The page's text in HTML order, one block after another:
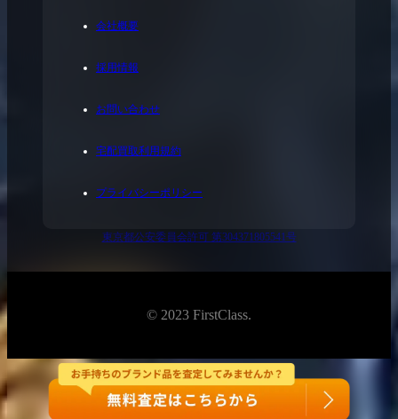
会社概要
採用情報
お問い合わせ
宅配買取利用規約
プライバシーポリシー
東京都公安委員会許可 第304371805541号
© 2023 FirstClass.